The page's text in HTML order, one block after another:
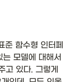
함수형 인터페
모델에 대해서
고 있다. 그렇게